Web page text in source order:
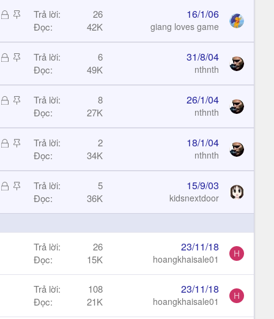
h
c
Đ
k
h
S
i
c
Trả lời
26
Đọc
42K
16/1/06
giang loves game
Đ
k
h
S
i
c
Trả lời
6
Đọc
49K
31/8/04
nthnth
Đ
k
h
S
i
c
Trả lời
8
Đọc
27K
26/1/04
nthnth
Đ
k
h
S
i
c
Trả lời
2
Đọc
34K
18/1/04
nthnth
Đ
k
S
i
Trả lời
5
Đọc
36K
15/9/03
kidsnextdoor
Trả lời
26
Đọc
15K
23/11/18
hoangkhaisale01 H
Trả lời
108
Đọc
21K
23/11/18
hoangkhaisale01 H